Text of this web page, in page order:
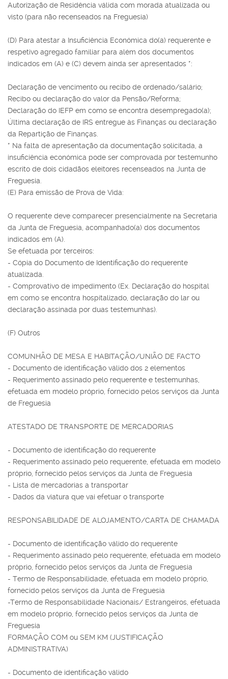
Autorização de Residência válida com morada atualizada ou
visto (para não recenseados na Freguesia)
(D) Para atestar a Insuficiência Económica do(a) requerente e
respetivo agregado familiar para além dos documentos
indicados em (A) e (C) devem ainda ser apresentados *:
Declaração de vencimento ou recibo de ordenado/salário;
Recibo ou declaração do valor da Pensão/Reforma;
Declaração do IEFP em como se encontra desempregado(a);
Última declaração de IRS entregue às Finanças ou declaração
da Repartição de Finanças.
* Na falta de apresentação da documentação solicitada, a
insuficiência económica pode ser comprovada por testemunho
escrito de dois cidadãos eleitores recenseados na Junta de
Freguesia.
(E) Para emissão de Prova de Vida:
O requerente deve comparecer presencialmente na Secretaria
da Junta de Freguesia, acompanhado(a) dos documentos
indicados em (A).
Se efetuada por terceiros:
- Cópia do Documento de Identificação do requerente
atualizada.
- Comprovativo de impedimento (Ex. Declaração do hospital
em como se encontra hospitalizado, declaração do lar ou
declaração assinada por duas testemunhas).
(F) Outros
COMUNHÃO DE MESA E HABITAÇÃO/UNIÃO DE FACTO
- Documento de identificação válido dos 2 elementos
- Requerimento assinado pelo requerente e testemunhas,
efetuada em modelo próprio, fornecido pelos serviços da Junta
de Freguesia
ATESTADO DE TRANSPORTE DE MERCADORIAS
- Documento de identificação do requerente
- Requerimento assinado pelo requerente, efetuada em modelo
próprio, fornecido pelos serviços da Junta de Freguesia
- Lista de mercadorias a transportar
- Dados da viatura que vai efetuar o transporte
RESPONSABILIDADE DE ALOJAMENTO/CARTA DE CHAMADA
- Documento de identificação válido do requerente
- Requerimento assinado pelo requerente, efetuada em modelo
próprio, fornecido pelos serviços da Junta de Freguesia
- Termo de Responsabilidade, efetuada em modelo próprio,
fornecido pelos serviços da Junta de Freguesia
-Termo de Responsabilidade Nacionais/ Estrangeiros, efetuada
em modelo próprio, fornecido pelos serviços da Junta de
Freguesia
FORMAÇÃO COM ou SEM KM (JUSTIFICAÇÃO
ADMINISTRATIVA)
- Documento de identificação válido